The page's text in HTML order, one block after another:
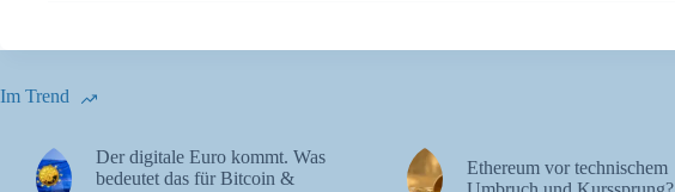
Im Trend
Der digitale Euro kommt. Was
bedeutet das für Bitcoin &
Ethereum vor technischem